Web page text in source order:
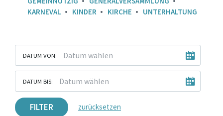
KARNEVAL
KINDER KIRCHE UNTERHALTUNG
DATUM VON:
DATUM BIS:
FILTER zurücksetzen